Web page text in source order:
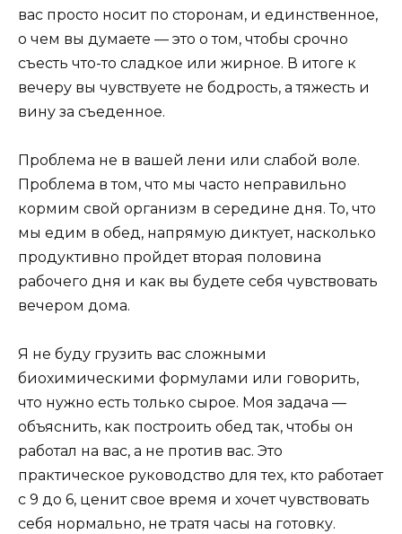
вас просто носит по сторонам, и единственное,
о чем вы думаете — это о том, чтобы срочно
съесть что-то сладкое или жирное. В итоге к
вечеру вы чувствуете не бодрость, а тяжесть и
вину за съеденное.
Проблема не в вашей лени или слабой воле.
Проблема в том, что мы часто неправильно
кормим свой организм в середине дня. То, что
мы едим в обед, напрямую диктует, насколько
продуктивно пройдет вторая половина
рабочего дня и как вы будете себя чувствовать
вечером дома.
Я не буду грузить вас сложными
биохимическими формулами или говорить,
что нужно есть только сырое. Моя задача —
объяснить, как построить обед так, чтобы он
работал на вас, а не против вас. Это
практическое руководство для тех, кто работает
с 9 до 6, ценит свое время и хочет чувствовать
себя нормально, не тратя часы на готовку.